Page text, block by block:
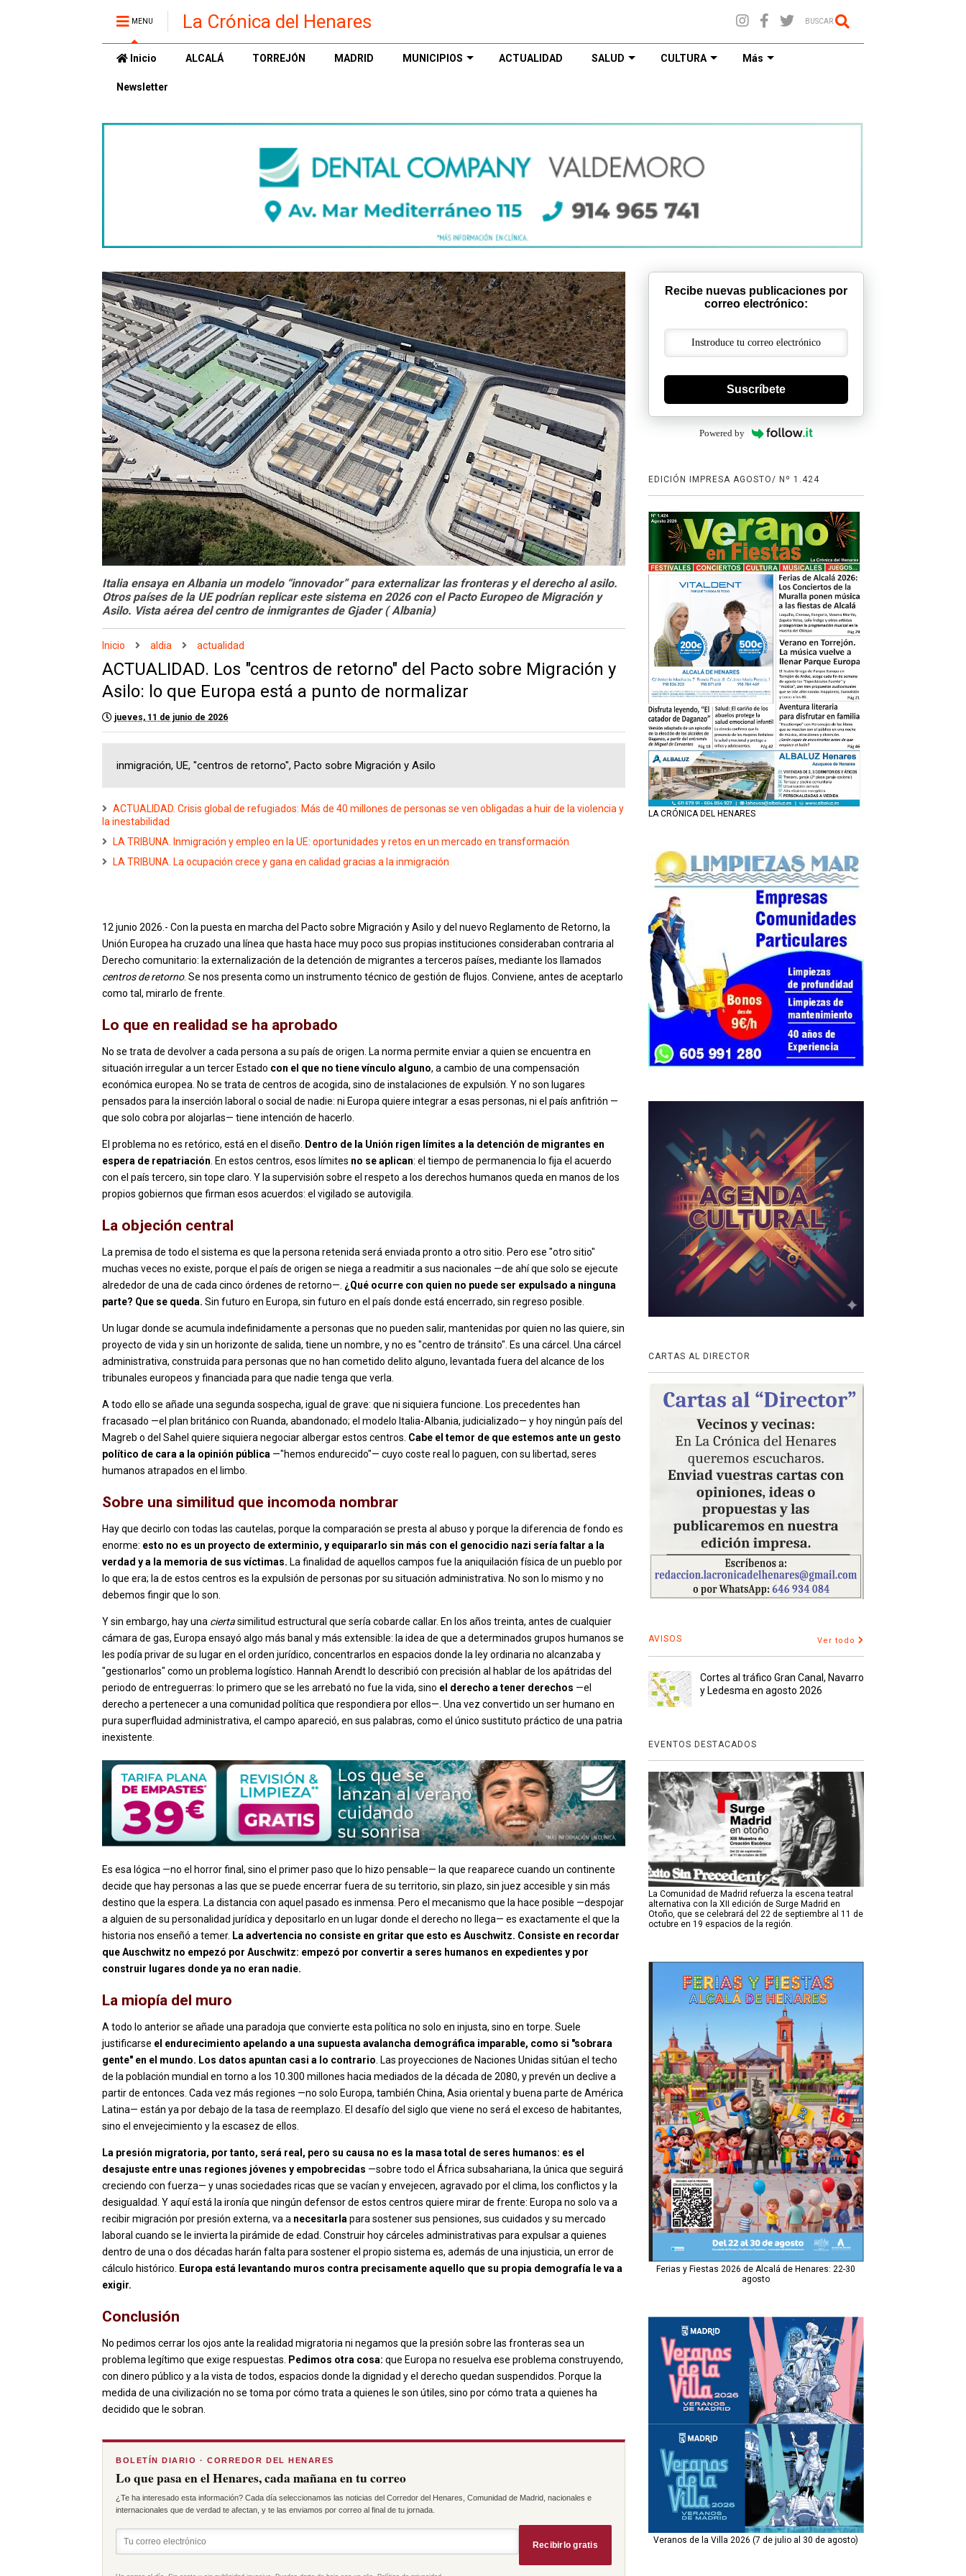
MENU La Crónica del Henares BUSCAR
Inicio ALCALÁ TORREJÓN MADRID MUNICIPIOS ACTUALIDAD SALUD CULTURA Más
Newsletter
Italia ensaya en Albania un modelo “innovador” para externalizar las fronteras y el derecho al asilo.
Otros países de la UE podrían replicar este sistema en 2026 con el Pacto Europeo de Migración y
Asilo. Vista aérea del centro de inmigrantes de Gjader ( Albania)
Inicio aldia actualidad
ACTUALIDAD. Los "centros de retorno" del Pacto sobre Migración y
Asilo: lo que Europa está a punto de normalizar
jueves, 11 de junio de 2026
inmigración, UE, "centros de retorno", Pacto sobre Migración y Asilo
ACTUALIDAD. Crisis global de refugiados: Más de 40 millones de personas se ven obligadas a huir de la violencia y
la inestabilidad
LA TRIBUNA. Inmigración y empleo en la UE: oportunidades y retos en un mercado en transformación
LA TRIBUNA. La ocupación crece y gana en calidad gracias a la inmigración
12 junio 2026.- Con la puesta en marcha del Pacto sobre Migración y Asilo y del nuevo Reglamento de Retorno, la
Unión Europea ha cruzado una línea que hasta hace muy poco sus propias instituciones consideraban contraria al
Derecho comunitario: la externalización de la detención de migrantes a terceros países, mediante los llamados
centros de retorno. Se nos presenta como un instrumento técnico de gestión de flujos. Conviene, antes de aceptarlo
como tal, mirarlo de frente.
Lo que en realidad se ha aprobado
No se trata de devolver a cada persona a su país de origen. La norma permite enviar a quien se encuentra en
situación irregular a un tercer Estado con el que no tiene vínculo alguno, a cambio de una compensación
económica europea. No se trata de centros de acogida, sino de instalaciones de expulsión. Y no son lugares
pensados para la inserción laboral o social de nadie: ni Europa quiere integrar a esas personas, ni el país anfitrión —
que solo cobra por alojarlas— tiene intención de hacerlo.
El problema no es retórico, está en el diseño.
Dentro de la Unión rigen límites a la detención de migrantes en
espera de repatriación . En estos centros, esos límites no se aplican: el tiempo de permanencia lo fija el acuerdo
con el país tercero, sin tope claro. Y la supervisión sobre el respeto a los derechos humanos queda en manos de los
propios gobiernos que firman esos acuerdos: el vigilado se autovigila.
La objeción central
La premisa de todo el sistema es que la persona retenida será enviada pronto a otro sitio. Pero ese "otro sitio"
muchas veces no existe, porque el país de origen se niega a readmitir a sus nacionales —de ahí que solo se ejecute
alrededor de una de cada cinco órdenes de retorno—. ¿Qué ocurre con quien no puede ser expulsado a ninguna
parte? Que se queda. Sin futuro en Europa, sin futuro en el país donde está encerrado, sin regreso posible.
Un lugar donde se acumula indefinidamente a personas que no pueden salir, mantenidas por quien no las quiere, sin
proyecto de vida y sin un horizonte de salida, tiene un nombre, y no es "centro de tránsito". Es una cárcel. Una cárcel
administrativa, construida para personas que no han cometido delito alguno, levantada fuera del alcance de los
tribunales europeos y financiada para que nadie tenga que verla.
A todo ello se añade una segunda sospecha, igual de grave: que ni siquiera funcione. Los precedentes han
fracasado —el plan británico con Ruanda, abandonado; el modelo Italia-Albania, judicializado— y hoy ningún país del
Magreb o del Sahel quiere siquiera negociar albergar estos centros. Cabe el temor de que estemos ante un gesto
político de cara a la opinión pública —"hemos endurecido"— cuyo coste real lo paguen, con su libertad, seres
humanos atrapados en el limbo.
Sobre una similitud que incomoda nombrar
Hay que decirlo con todas las cautelas, porque la comparación se presta al abuso y porque la diferencia de fondo es
enorme: esto no es un proyecto de exterminio, y equipararlo sin más con el genocidio nazi sería faltar a la
verdad y a la memoria de sus víctimas. La finalidad de aquellos campos fue la aniquilación física de un pueblo por
lo que era; la de estos centros es la expulsión de personas por su situación administrativa. No son lo mismo y no
debemos fingir que lo son.
Y sin embargo, hay una ciertasimilitud estructural que sería cobarde callar. En los años treinta, antes de cualquier
cámara de gas, Europa ensayó algo más banal y más extensible: la idea de que a determinados grupos humanos se
les podía privar de su lugar en el orden jurídico, concentrarlos en espacios donde la ley ordinaria no alcanzaba y
"gestionarlos" como un problema logístico. Hannah Arendt lo describió con precisión al hablar de los apátridas del
periodo de entreguerras: lo primero que se les arrebató no fue la vida, sino el derecho a tener derechos —el
derecho a pertenecer a una comunidad política que respondiera por ellos—. Una vez convertido un ser humano en
pura superfluidad administrativa, el campo apareció, en sus palabras, como el único sustituto práctico de una patria
inexistente.
Es esa lógica —no el horror final, sino el primer paso que lo hizo pensable— la que reaparece cuando un continente
decide que hay personas a las que se puede encerrar fuera de su territorio, sin plazo, sin juez accesible y sin más
destino que la espera. La distancia con aquel pasado es inmensa. Pero el mecanismo que la hace posible —despojar
a alguien de su personalidad jurídica y depositarlo en un lugar donde el derecho no llega— es exactamente el que la
historia nos enseñó a temer. La advertencia no consiste en gritar que esto es Auschwitz. Consiste en recordar
que Auschwitz no empezó por Auschwitz: empezó por convertir a seres humanos en expedientes y por
construir lugares donde ya no eran nadie.
La miopía del muro
A todo lo anterior se añade una paradoja que convierte esta política no solo en injusta, sino en torpe. Suele
justificarse el endurecimiento apelando a una supuesta avalancha demográfica imparable, como si "sobrara
gente" en el mundo. Los datos apuntan casi a lo contrario . Las proyecciones de Naciones Unidas sitúan el techo
de la población mundial en torno a los 10.300 millones hacia mediados de la década de 2080, y prevén un declive a
partir de entonces. Cada vez más regiones —no solo Europa, también China, Asia oriental y buena parte de América
Latina— están ya por debajo de la tasa de reemplazo. El desafío del siglo que viene no será el exceso de habitantes,
sino el envejecimiento y la escasez de ellos.
La presión migratoria, por tanto, será real, pero su causa no es la masa total de seres humanos: es el
desajuste entre unas regiones jóvenes y empobrecidas —sobre todo el África subsahariana, la única que seguirá
creciendo con fuerza— y unas sociedades ricas que se vacían y envejecen, agravado por el clima, los conflictos y la
desigualdad. Y aquí está la ironía que ningún defensor de estos centros quiere mirar de frente: Europa no solo va a
recibir migración por presión externa, va a necesitarla para sostener sus pensiones, sus cuidados y su mercado
laboral cuando se le invierta la pirámide de edad. Construir hoy cárceles administrativas para expulsar a quienes
dentro de una o dos décadas harán falta para sostener el propio sistema es, además de una injusticia, un error de
cálculo histórico.
Europa está levantando muros contra precisamente aquello que su propia demografía le va a
exigir.
Conclusión
No pedimos cerrar los ojos ante la realidad migratoria ni negamos que la presión sobre las fronteras sea un
problema legítimo que exige respuestas.
Pedimos otra cosa: que Europa no resuelva ese problema construyendo,
con dinero público y a la vista de todos, espacios donde la dignidad y el derecho quedan suspendidos. Porque la
medida de una civilización no se toma por cómo trata a quienes le son útiles, sino por cómo trata a quienes ha
decidido que le sobran.
BOLETÍN DIARIO · CORREDOR DEL HENARES
Lo que pasa en el Henares, cada mañana en tu correo
¿Te ha interesado esta información? Cada día seleccionamos las noticias del Corredor del Henares, Comunidad de Madrid, nacionales e
internacionales que de verdad te afectan, y te las enviamos por correo al final de tu jornada.
Recibirlo gratis
Recibe nuevas publicaciones por
correo electrónico:
Suscríbete
Powered by
EDICIÓN IMPRESA AGOSTO/ Nº 1.424
LA CRÓNICA DEL HENARES
CARTAS AL DIRECTOR
AVISOS Ver todo
Cortes al tráfico Gran Canal, Navarro
y Ledesma en agosto 2026
EVENTOS DESTACADOS
La Comunidad de Madrid refuerza la escena teatral
alternativa con la XII edición de Surge Madrid en
Otoño, que se celebrará del 22 de septiembre al 11 de
octubre en 19 espacios de la región.
Ferias y Fiestas 2026 de Alcalá de Henares: 22-30
agosto
Veranos de la Villa 2026 (7 de julio al 30 de agosto)